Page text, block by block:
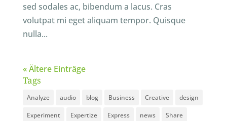
sed sodales ac, bibendum a lacus. Cras
volutpat mi eget aliquam tempor. Quisque
nulla...
« Ältere Einträge
Tags
Analyze audio blog Business Creative design
Experiment Expertize Express news Share